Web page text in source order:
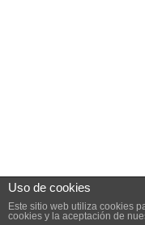
Uso de cookies
Este sitio web utiliza cookies
cookies y la aceptación de